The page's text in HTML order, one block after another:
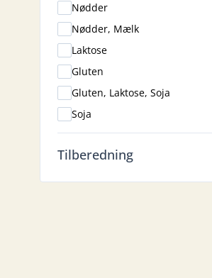
Nødder
Nødder, Mælk
Laktose
Gluten
Gluten, Laktose, Soja
Soja
Tilberedning